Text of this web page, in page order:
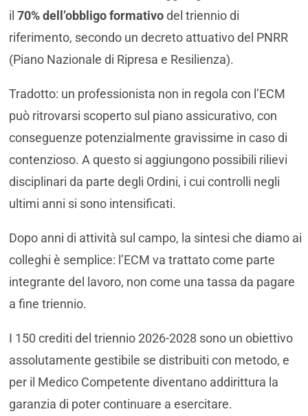
il 70% dell’obbligo formativodel triennio di
riferimento, secondo un decreto attuativo del PNRR
(Piano Nazionale di Ripresa e Resilienza).
Tradotto: un professionista non in regola con l’ECM
può ritrovarsi scoperto sul piano assicurativo, con
conseguenze potenzialmente gravissime in caso di
contenzioso. A questo si aggiungono possibili rilievi
disciplinari da parte degli Ordini, i cui controlli negli
ultimi anni si sono intensificati.
Dopo anni di attività sul campo, la sintesi che diamo ai
colleghi è semplice: l’ECM va trattato come parte
integrante del lavoro, non come una tassa da pagare
a fine triennio.
I 150 crediti del triennio 2026-2028 sono un obiettivo
assolutamente gestibile se distribuiti con metodo, e
per il Medico Competente diventano addirittura la
garanzia di poter continuare a esercitare.